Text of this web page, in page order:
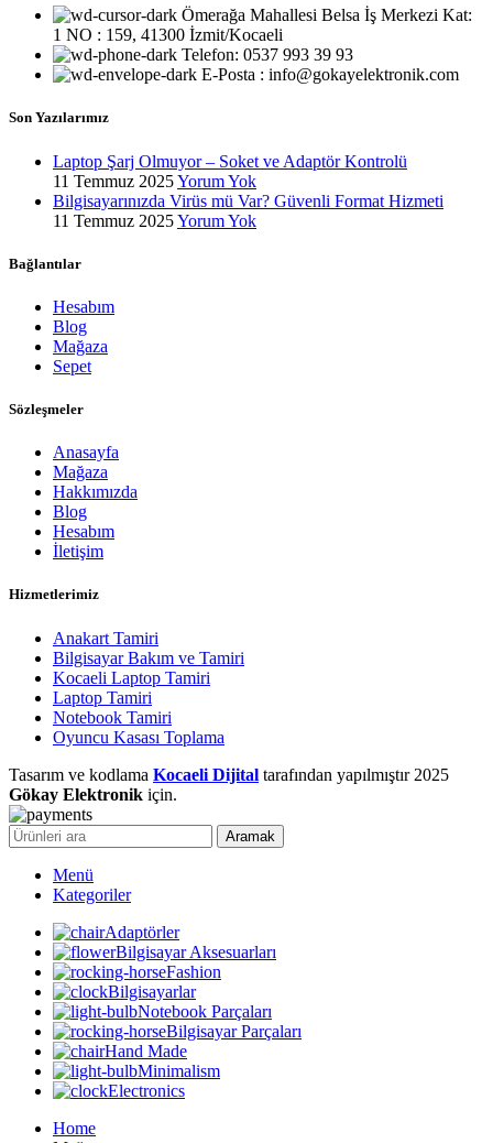
Ömerağa Mahallesi Belsa İş Merkezi Kat:
1 NO : 159, 41300 İzmit/Kocaeli
Telefon: 0537 993 39 93
E-Posta : info@gokayelektronik.com
Son Yazılarımız
Laptop Şarj Olmuyor – Soket ve Adaptör Kontrolü
11 Temmuz 2025Yorum Yok
Bilgisayarınızda Virüs mü Var? Güvenli Format Hizmeti
11 Temmuz 2025Yorum Yok
Bağlantılar
Hesabım
Blog
Mağaza
Sepet
Sözleşmeler
Anasayfa
Mağaza
Hakkımızda
Blog
Hesabım
İletişim
Hizmetlerimiz
Anakart Tamiri
Bilgisayar Bakım ve Tamiri
Kocaeli Laptop Tamiri
Laptop Tamiri
Notebook Tamiri
Oyuncu Kasası Toplama
Tasarım ve kodlama Kocaeli Dijital tarafından yapılmıştır 2025
Gökay Elektronik için.
Aramak
Menü
Kategoriler
Adaptörler
Bilgisayar Aksesuarları
Fashion
Bilgisayarlar
Notebook Parçaları
Bilgisayar Parçaları
Hand Made
Minimalism
Electronics
Home